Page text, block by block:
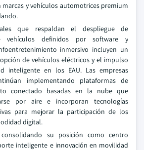
marcas y vehículos automotrices premium
que respaldan el despliegue de
vehículos definidos por software y
inmersivo incluyen un
de vehículos eléctricos y el impulso
inteligente en los EAU. Las empresas
implementando plataformas de
conectado basadas en la nube que
por aire e incorporan tecnologías
para mejorar la participación de los
digital.
su posición como centro
inteligente e innovación en movilidad